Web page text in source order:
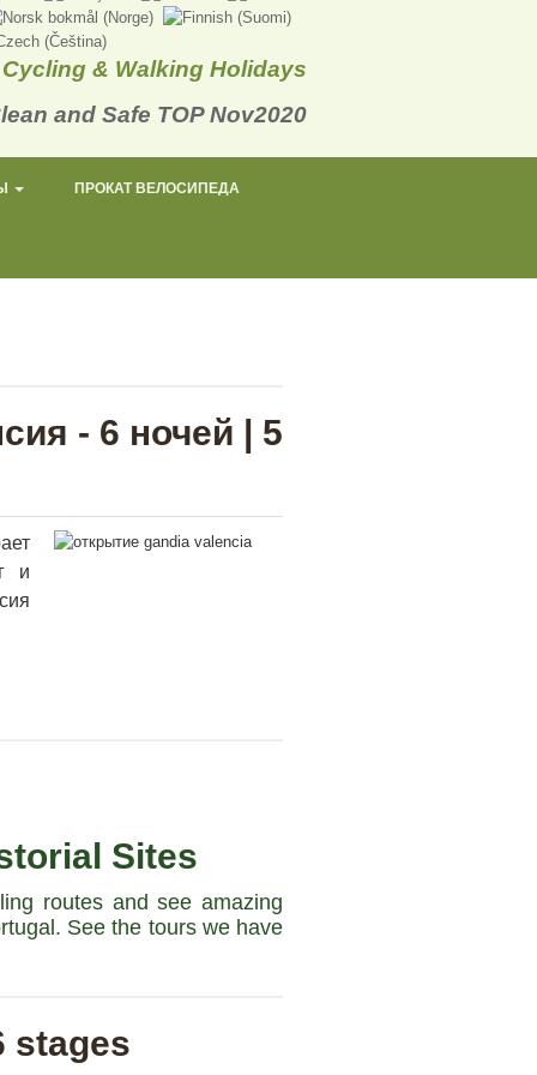
Cycling & Walking Holidays
ПРОКАТ ВЕЛОСИПЕДА
- 6 ночей | 5
и
Sites
routes and see amazing
See the tours we have
stages